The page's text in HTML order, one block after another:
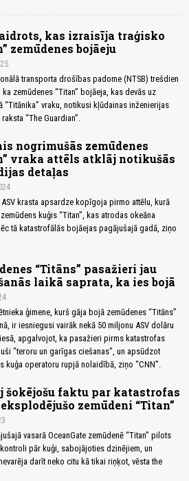
kas izraisīja traģisko
zemūdenes bojāeju
transporta drošības padome (NTSB) trešdien
zemūdenes “Titan” bojāeja, kas devās uz
“Titānika” vraku, notikusi kļūdainas inženierijas
“The Guardian”.
nogrimušās zemūdenes
vraka attēls atklāj notikušās
detaļas
krasta apsardze kopīgoja pirmo attēlu, kurā
kuģis “Titan”, kas atrodas okeāna
tā katastrofālās bojāejas pagājušajā gadā, ziņo
“Titāns” pasažieri jau
laikā saprata, ka ies bojā
ģimene, kurš gāja bojā zemūdenes “Titāns”
ir iesniegusi vairāk nekā 50 miljonu ASV dolāru
apgalvojot, ka pasažieri pirms katastrofas
"teroru un garīgas ciešanas", un apsūdzot
kuģa operatoru rupjā nolaidībā, ziņo “CNN”.
šokējošu faktu par katastrofas
zemūdeni “Titan”
vasarā OceanGate zemūdenē “Titan” pilots
pār kuģi, sabojājoties dzinējiem, un
darīt neko citu kā tikai riņķot, vēsta the